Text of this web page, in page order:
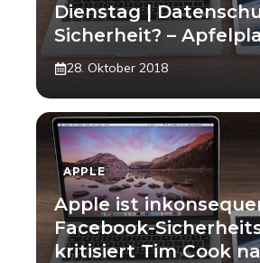
Dienstag |
Sicherheit? –
28. Oktober 2018
APPLE
Apple ist
Facebook-
kritisiert Tim Cook